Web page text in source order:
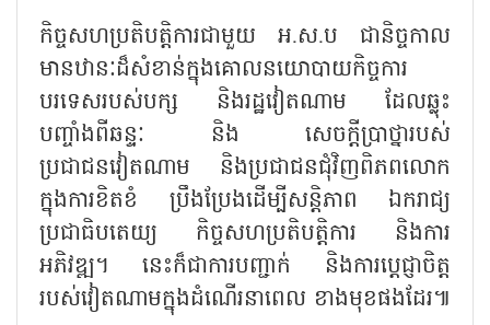
កិច្ចសហប្រតិបត្តិការជាមួយ អ.ស.ប ជានិច្ចកាល
មានឋានៈដ៏សំខាន់ក្នុងគោលនយោបាយកិច្ចការ
បរទេសរបស់បក្ស និងរដ្ឋវៀតណាម ដែលឆ្លុះ
បញ្ចាំងពីឆន្ទៈ និង សេចក្តីប្រាថ្នារបស់
ប្រជាជនវៀតណាម និងប្រជាជនជុំវិញពិភពលោក
ក្នុងការខិតខំ ប្រឹងប្រែងដើម្បីសន្តិភាព ឯករាជ្យ
ប្រជាធិបតេយ្យ កិច្ចសហប្រតិបត្តិការ និងការ
អភិវឌ្ឍ។ នេះក៏ជាការបញ្ជាក់ និងការប្តេជ្ញាចិត្ត
របស់វៀតណាមក្នុងដំណើរនាពេល ខាងមុខផងដែរ៕